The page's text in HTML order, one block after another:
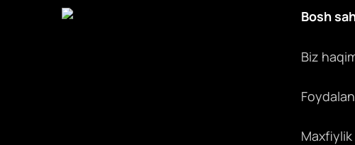
Bosh
Biz